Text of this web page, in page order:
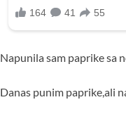
Napunila sam paprike sa
Danas punim paprike,ali